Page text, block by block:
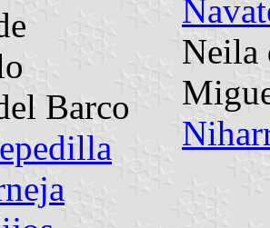
Barco
Neila